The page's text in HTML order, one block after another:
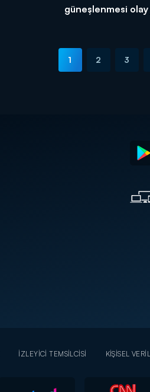
güneşlenmesi olay
1 2 3
İZLEYİCİ TEMSİLCİSİ KİŞİSEL